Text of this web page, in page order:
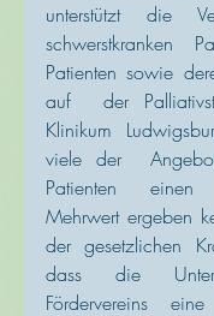
unterstützt die
schwerstkranken
Patienten sowie
auf  der
Klinikum
viele der
Patienten einen
Mehrwert ergeben
der gesetzlichen
dass die
Fördervereins